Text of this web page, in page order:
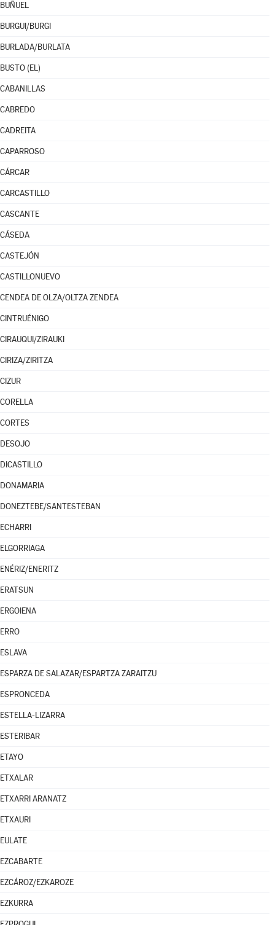
BUÑUEL
BURGUI/BURGI
BURLADA/BURLATA
BUSTO (EL)
CABANILLAS
CABREDO
CADREITA
CAPARROSO
CÁRCAR
CARCASTILLO
CASCANTE
CÁSEDA
CASTEJÓN
CASTILLONUEVO
CENDEA DE OLZA/OLTZA ZENDEA
CINTRUÉNIGO
CIRAUQUI/ZIRAUKI
CIRIZA/ZIRITZA
CIZUR
CORELLA
CORTES
DESOJO
DICASTILLO
DONAMARIA
DONEZTEBE/SANTESTEBAN
ECHARRI
ELGORRIAGA
ENÉRIZ/ENERITZ
ERATSUN
ERGOIENA
ERRO
ESLAVA
ESPARZA DE SALAZAR/ESPARTZA ZARAITZU
ESPRONCEDA
ESTELLA-LIZARRA
ESTERIBAR
ETAYO
ETXALAR
ETXARRI ARANATZ
ETXAURI
EULATE
EZCABARTE
EZCÁROZ/EZKAROZE
EZKURRA